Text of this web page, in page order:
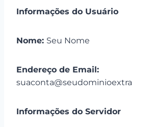
Informações do Usuário
Nome: Seu Nome
Endereço de Email:
suaconta@seudominioextra
Informações do Servidor